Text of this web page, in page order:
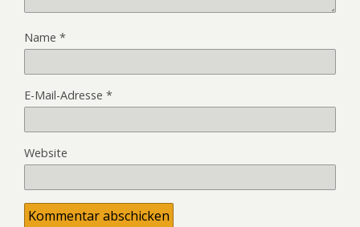
Name *
E-Mail-Adresse *
Website